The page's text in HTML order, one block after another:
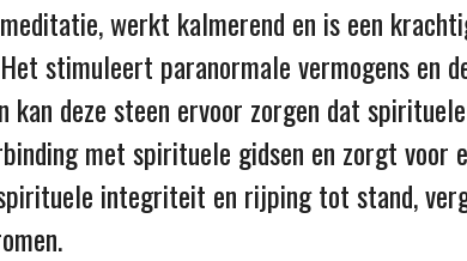
werkt kalmerend en is een
stimuleert paranormale vermogens en
deze steen ervoor zorgen dat
met spirituele gidsen en zorgt voor
integriteit en rijping tot stand,